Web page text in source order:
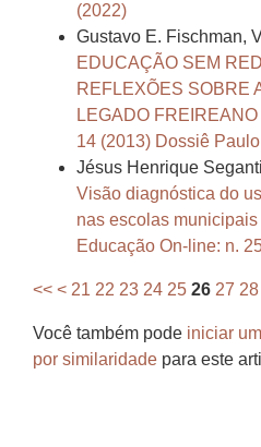
(2022)
Gustavo E. Fischman,
EDUCAÇÃO SEM
REFLEXÕES SOBRE
LEGADO FREIREANO
14 (2013) Dossiê
Jésus Henrique
Visão diagnóstica do
nas escolas
Educação On-line: n.
<< < 21 22 23 24 25 26 27 28
Você também pode iniciar
por similaridade para este